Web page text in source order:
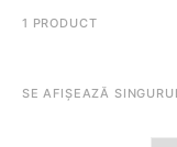
1 PRODUCT
SE AFIȘEAZĂ